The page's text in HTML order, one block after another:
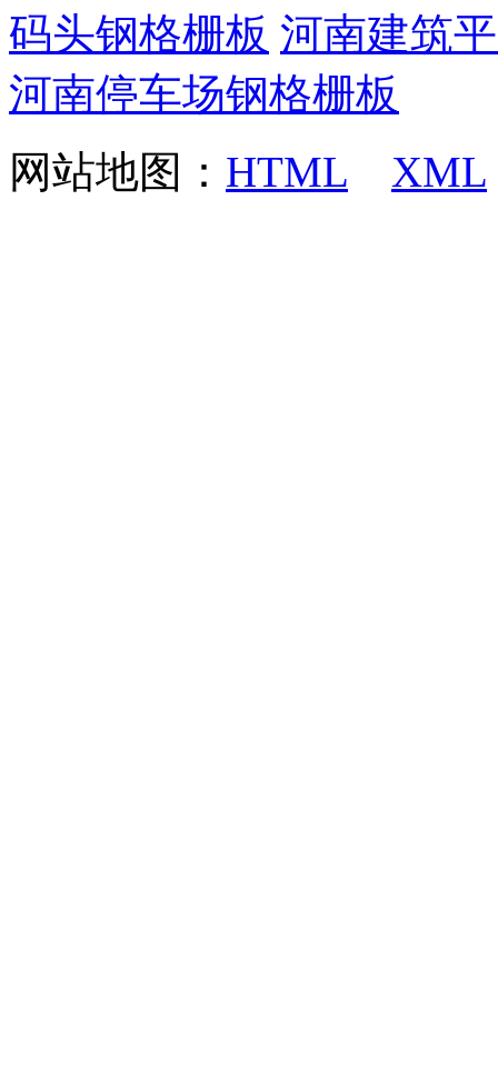
码头钢格栅板 河南建筑
河南停车场钢格栅板
网站地图： HTML XML